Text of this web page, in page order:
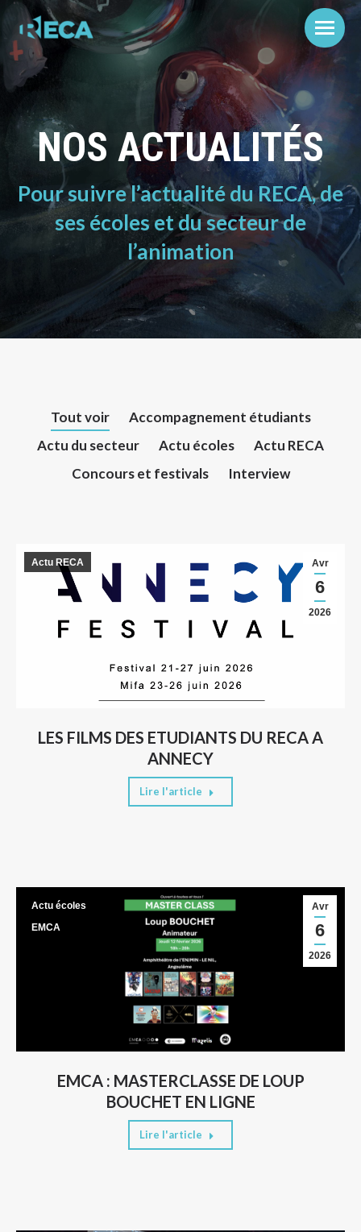
NOS ACTUALITÉS
Pour suivre l’actualité du RECA, de
ses écoles et du secteur de
l’animation
Tout voir
Accompagnement étudiants
Actu du secteur
Actu écoles
Actu RECA
Concours et festivals
Interview
LES FILMS DES ETUDIANTS DU RECA A
ANNECY
Avr
6
2026
Actu RECA
Lire l'article
EMCA : MASTERCLASSE DE LOUP
BOUCHET EN LIGNE
Avr
6
2026
Actu écoles
EMCA
Lire l'article